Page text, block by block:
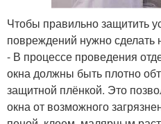
Чтобы правильно защитить
повреждений нужно сделать
- В процессе проведения
окна должны быть плотно
защитной плёнкой. Это
окна от возможного